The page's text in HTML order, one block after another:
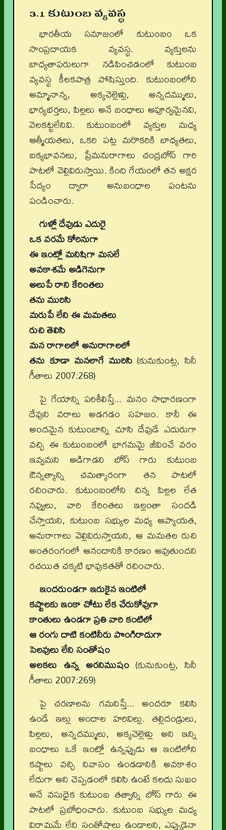
3.1 కుటుంబ వ్యవస్థ
భారతీయ సమాజంలో కుటుంబం ఒక
సాంప్రదాయక వ్యవస్థ. వ్యక్తులను
బాధ్యతాపరులుగా నడిపించడంలో కుటుంబ
వ్యవస్థ కీలకపాత్ర పోషిస్తుంది. కుటుంబంలోని
అమ్మానాన్న, అక్కచెల్లెళ్లు, అన్నదమ్ములు,
భార్యభర్తలు, పిల్లలు అనే బంధాలు అపూర్వమైనవి,
వెలకట్టలేనివి. కుటుంబంలో వ్యక్తుల మధ్య
ఆత్మీయతలు, ఒకరి పట్ల మరొకరికి బాధ్యతలు,
ఐక్యభావనలు, ప్రేమనురాగాలు చంద్రబోస్ గారి
పాటలో వెల్లివిరుస్తాయి. కింది గేయంలో తన అక్షర
సేద్యం ద్వారా అనుబంధాల పంటను
పండించారు.
గుళ్లో దేవుడు ఎదురై
ఒక వరమే కోరినుగా
ఈ ఇంట్లో మనిషిగా మసలే
అవకాశమే అడిగెనుగా
అలుపే రాని కేరింతలు
తను మురిసి
మరుపే లేని ఈ మమతలు
రుచి తెలిసి
మన రాగాలలో అనురాగాలలో
తను కూడా మనలాగే మురిసి(కునుకుంట్ల, సినీ
గీతాలు 2007:268)
పై గేయాన్ని పరిశీలిస్తే... మనం సాధారణంగా
దేవుని వరాలు అడగడం సహజం. కానీ ఈ
అందమైన కుటుంబాన్ని చూసి దేవుడే ఎదురుగా
వచ్చి ఈ కుటుంబంలో భాగమమై జీవించే వరం
ఇవ్వమని అడిగాడని బోస్ గారు కుటుంబ
ఔన్నత్యాన్ని చమత్కారంగా తన పాటలో
రచించారు. కుటుంబంలోని చిన్న పిల్లల లేత
నవ్వులు, వారి కేరింతలు ఇల్లంతా సందడి
చేస్తాయని, కుటుంబ సభ్యుల మధ్య ఆప్యాయత,
అనురాగాలు వెల్లివిరుస్తాయని, ఆ మమతల రుచి
అంతరంగంలో ఆనందానికి కారణం అవుతుందని
రచయిత చక్కటి భావుకతతో రచించారు.
ఇందరుండగా ఇరుకైన ఇంటిలో
కష్టాలకు ఇంకా చోటు లేక చేరుకోవుగా
కాంతులు ఉండగా ప్రతి వారి కంటిలో
ఆ రంగు దాటి కంటినీరు పొంగిరాదుగా
సెలవులు లేని సంతోషం
అలకలు ఉన్న అరనిముషం(కునుకుంట్ల, సినీ
గీతాలు 2007:269)
పై చరణాలను గమనిస్తే... అందరూ కలిసి
ఉండే ఇల్లు అందాల హరివిల్లు. తల్లిదండ్రులు,
పిల్లలు, అన్నదమ్ములు, అక్కచెల్లెళ్లు అని ఇన్ని
బంధాలు ఒకే ఇంట్లో ఉన్నప్పుడు ఆ ఇంటిలోని
కష్టాలు వచ్చి నివాసం ఉండడానికి అవకాశం
లేదుగా అని చెప్పడంలో కలిసి ఉంటే కలదు సుఖం
అనే వసుధైక కుటుంబ తత్వాన్ని బోస్ గారు ఈ
పాటలో ప్రబోధించారు. కుటుంబ సభ్యుల మధ్య
విరామమే లేని సంతోషాలు ఉండాలని, ఎప్పుడైనా